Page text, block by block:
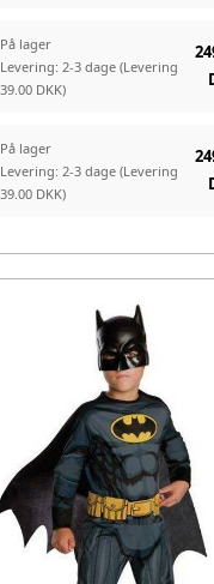
På lager
Levering: 2-3 dage (Levering
39.00 DKK)
På lager
Levering: 2-3 dage (Levering
39.00 DKK)